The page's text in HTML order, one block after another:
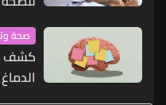
صحة
كشف